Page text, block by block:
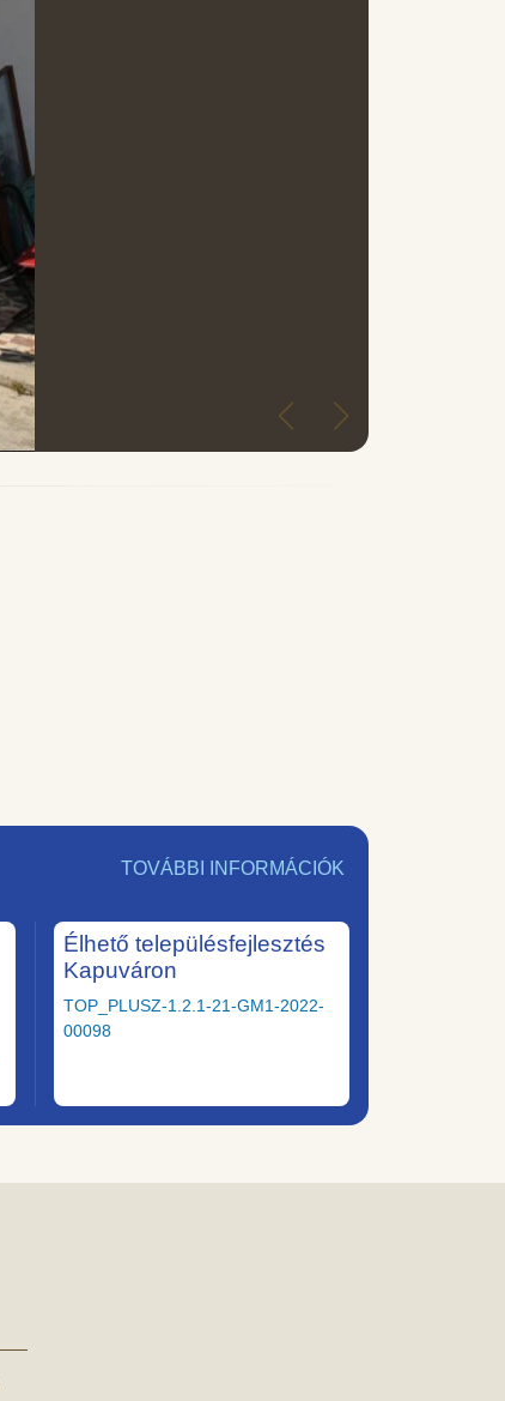
TOVÁBBI INFORMÁCIÓK
Élhető településfejlesztés
Kapuváron
TOP_PLUSZ-1.2.1-21-GM1-2022-
00098